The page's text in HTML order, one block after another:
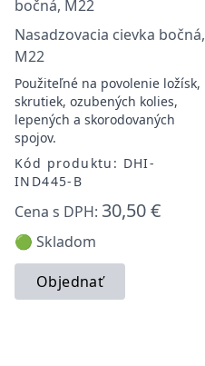
Nasadzovacia cievka bočná,
M22
Použiteľné na povolenie ložísk,
skrutiek, ozubených kolies,
lepených a skorodovaných
spojov.
Kód produktu: DHI-
IND445-B
Cena s DPH: 30,50 €
🟢 Skladom
Objednať